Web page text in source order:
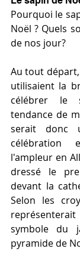
Pourquoi le
Noël ? Quels
de nos jour?
Au tout
utilisaient la
célébrer le
tendance de
serait donc
l'ampleur en
dressé le
devant la
Selon les
symbole du
pyramide de